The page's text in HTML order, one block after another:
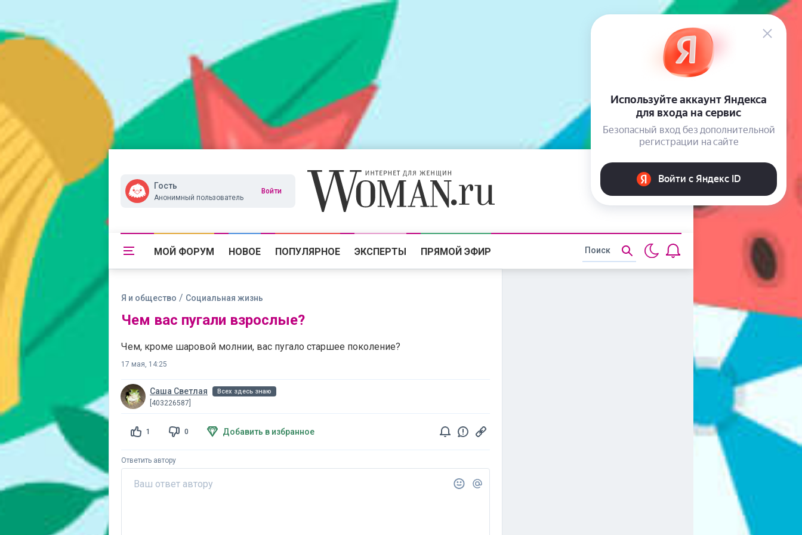
Гость
Анонимный пользователь
Войти
МОЙ ФОРУМ НОВОЕ ПОПУЛЯРНОЕ ЭКСПЕРТЫ ПРЯМОЙ ЭФИР
Я и общество / Социальная жизнь
Чем вас пугали взрослые?
Чем, кроме шаровой молнии, вас пугало старшее поколение?
17 мая, 14:25
Саша Светлая Всех здесь знаю
[403226587]
1 0 Добавить в избранное
Ответить автору